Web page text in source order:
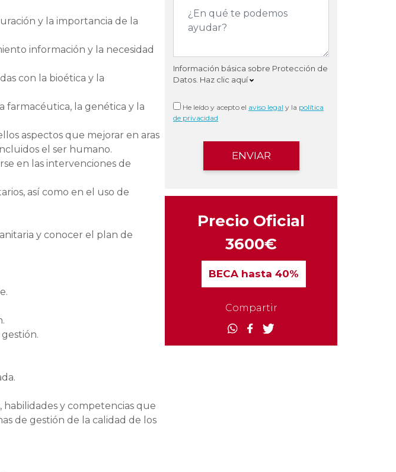
y la importancia de la
información y la necesidad
con la bioética y la
farmacéutica, la genética y la
aspectos que mejorar en aras
el ser humano.
en las intervenciones de
así como en el uso de
y conocer el plan de
y competencias que
de gestión de la calidad de los
Información básica sobre Protección de
Datos. Haz clic aquí
He leído y acepto el aviso legal y la política
de privacidad
Precio Oficial
3600€
BECAhasta 40%
Compartir